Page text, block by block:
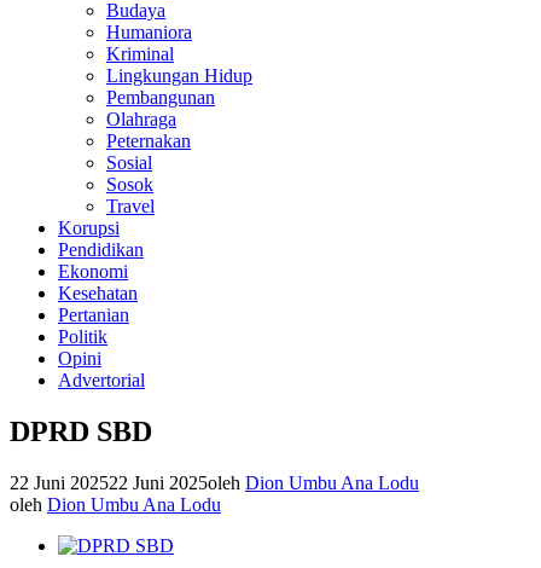
Budaya
Humaniora
Kriminal
Lingkungan Hidup
Pembangunan
Olahraga
Peternakan
Sosial
Sosok
Travel
Korupsi
Pendidikan
Ekonomi
Kesehatan
Pertanian
Politik
Opini
Advertorial
DPRD SBD
22 Juni 202522 Juni 2025oleh Dion Umbu Ana Lodu
oleh Dion Umbu Ana Lodu